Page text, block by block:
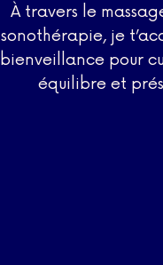
À travers le
sonothérapie, je
bienveillance pour
équilibre et